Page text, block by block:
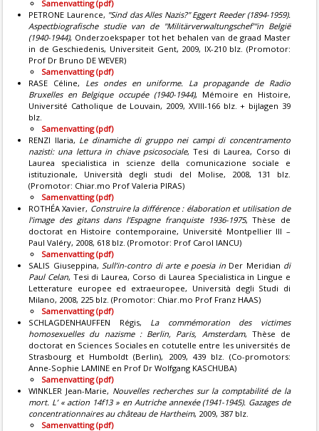
Samenvatting (pdf)
PETRONE Laurence, "Sind das Alles Nazis?" Eggert Reeder (1894-1959).
Aspectbiografische studie van de "Militärverwaltungschef’"in België
(1940-1944), Onderzoekspaper tot het behalen van de graad Master
in de Geschiedenis, Universiteit Gent, 2009, IX-210 blz. (Promotor:
Prof Dr Bruno DE WEVER)
Samenvatting (pdf)
RASE Céline, Les ondes en uniforme. La propagande de Radio
Bruxelles en Belgique occupée (1940-1944), Mémoire en Histoire,
Université Catholique de Louvain, 2009, XVIII-166 blz. + bijlagen 39
blz.
Samenvatting (pdf)
RENZI Ilaria, Le dinamiche di gruppo nei campi di concentramento
nazisti: una lettura in chiave psicosociale, Tesi di Laurea, Corso di
Laurea specialistica in scienze della comunicazione sociale e
istituzionale, Università degli studi del Molise, 2008, 131 blz.
(Promotor: Chiar.mo Prof Valeria PIRAS)
Samenvatting (pdf)
ROTHÉA Xavier, Construire la différence : élaboration et utilisation de
l’image des gitans dans l’Espagne franquiste 1936-1975, Thèse de
doctorat en Histoire contemporaine, Université Montpellier III –
Paul Valéry, 2008, 618 blz. (Promotor: Prof Carol IANCU)
Samenvatting (pdf)
SALIS Giuseppina, Sull’in-contro di arte e poesia in Der Meridian di
Paul Celan, Tesi di Laurea, Corso di Laurea Specialistica in Lingue e
Letterature europee ed extraeuropee, Università degli Studi di
Milano, 2008, 225 blz. (Promotor: Chiar.mo Prof Franz HAAS)
Samenvatting (pdf)
SCHLAGDENHAUFFEN Régis, La commémoration des victimes
homosexuelles du nazisme : Berlin, Paris, Amsterdam, Thèse de
doctorat en Sciences Sociales en cotutelle entre les universités de
Strasbourg et Humboldt (Berlin), 2009, 439 blz. (Co-promotors:
Anne-Sophie LAMINE en Prof Dr Wolfgang KASCHUBA)
Samenvatting (pdf)
WINKLER Jean-Marie, Nouvelles recherches sur la comptabilité de la
mort. L’ « action 14f13 » en Autriche annexée (1941-1945). Gazages de
concentrationnaires au château de Hartheim, 2009, 387 blz.
Samenvatting (pdf)